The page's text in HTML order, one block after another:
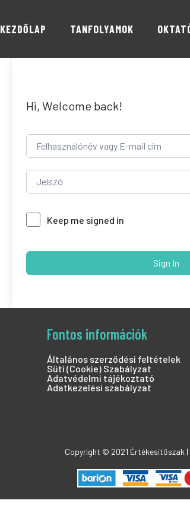
KEZDŐLAP TANFOLYAMOK
Hi, Welcome back!
Keep me signed in
Sign In
Fontos információk
Általános szerződési feltételek
Süti (Cookie) Szabályzat
Adatvédelmi tájékoztató
Adatkezelési szabályzat
Copyright © 2021 Értékesítőszak